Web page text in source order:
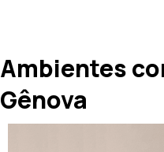
Ambientes
Gênova